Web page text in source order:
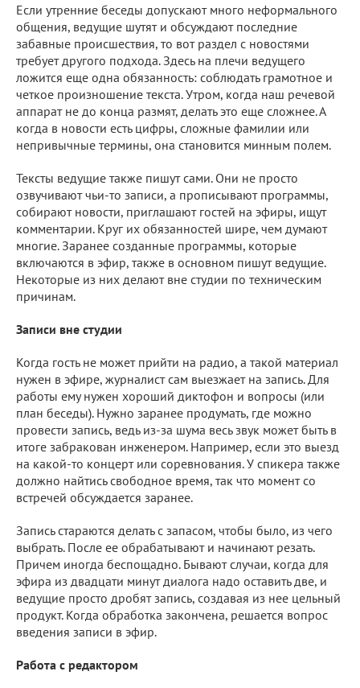
Если утренние беседы допускают много неформального
общения, ведущие шутят и обсуждают последние
забавные происшествия, то вот раздел с новостями
требует другого подхода. Здесь на плечи ведущего
ложится еще одна обязанность: соблюдать грамотное и
четкое произношение текста. Утром, когда наш речевой
аппарат не до конца размят, делать это еще сложнее. А
когда в новости есть цифры, сложные фамилии или
непривычные термины, она становится минным полем.
Тексты ведущие также пишут сами. Они не просто
озвучивают чьи-то записи, а прописывают программы,
собирают новости, приглашают гостей на эфиры, ищут
комментарии. Круг их обязанностей шире, чем думают
многие. Заранее созданные программы, которые
включаются в эфир, также в основном пишут ведущие.
Некоторые из них делают вне студии по техническим
причинам.
Записи вне студии
Когда гость не может прийти на радио, а такой материал
нужен в эфире, журналист сам выезжает на запись. Для
работы ему нужен хороший диктофон и вопросы (или
план беседы). Нужно заранее продумать, где можно
провести запись, ведь из-за шума весь звук может быть в
итоге забракован инженером. Например, если это выезд
на какой-то концерт или соревнования. У спикера также
должно найтись свободное время, так что момент со
встречей обсуждается заранее.
Запись стараются делать с запасом, чтобы было, из чего
выбрать. После ее обрабатывают и начинают резать.
Причем иногда беспощадно. Бывают случаи, когда для
эфира из двадцати минут диалога надо оставить две, и
ведущие просто дробят запись, создавая из нее цельный
продукт. Когда обработка закончена, решается вопрос
введения записи в эфир.
Работа с редактором